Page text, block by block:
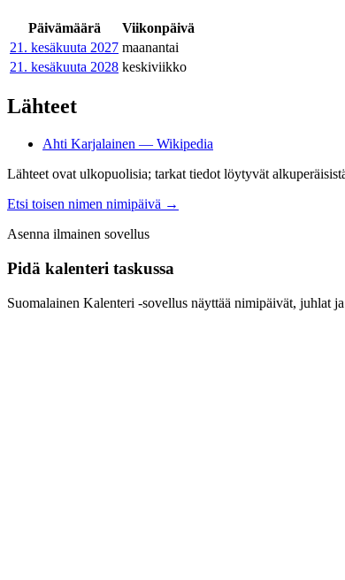
Päivämäärä
Viikonpäivä
21. kesäkuuta 2027 maanantai
21. kesäkuuta 2028 keskiviikko
Lähteet
Ahti Karjalainen — Wikipedia
Lähteet ovat ulkopuolisia; tarkat tiedot löytyvät
Etsi toisen nimen nimipäivä →
Asenna ilmainen sovellus
Pidä kalenteri taskussa
Suomalainen Kalenteri ‑sovellus näyttää nimipäivät, juhlat